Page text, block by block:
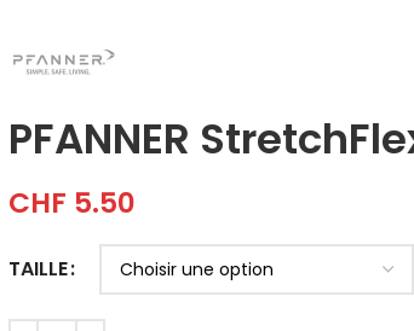
PFANNER
CHF 5.50
TAILLE